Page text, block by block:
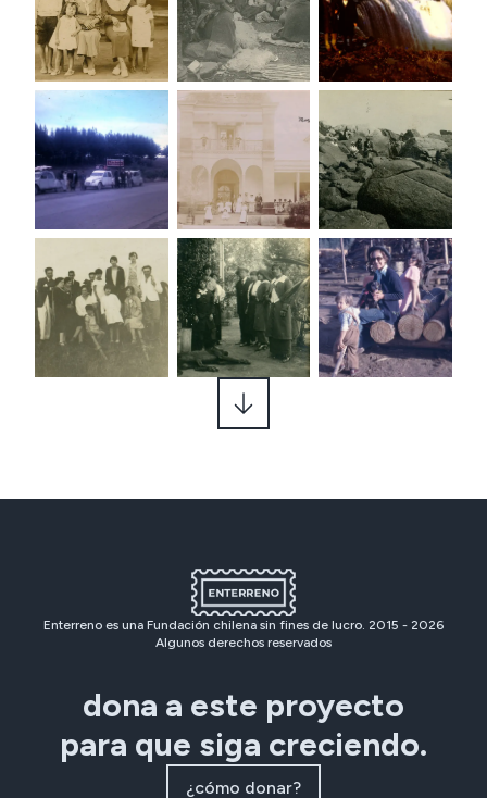
Enterreno es una Fundación chilena sin fines de lucro. 2015 - 2026
Algunos derechos reservados
dona a este proyecto
para que siga creciendo.
¿cómo donar?